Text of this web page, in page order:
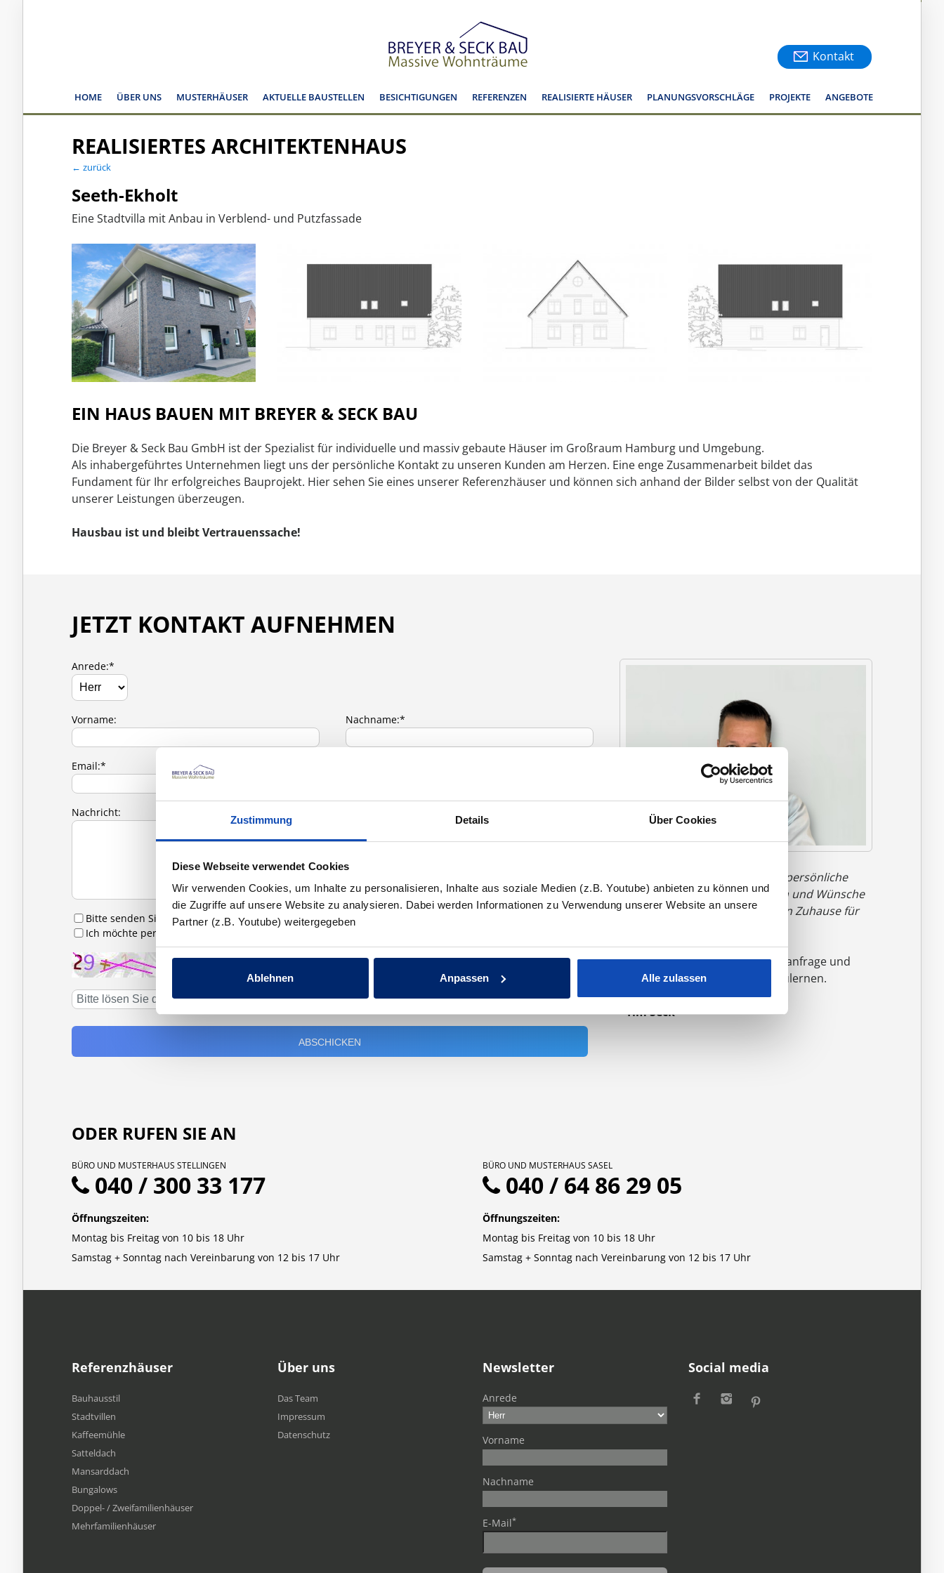
Zustimmung Details Über Cookies
Diese Webseite verwendet Cookies
Wir verwenden Cookies, um Inhalte zu personalisieren, Inhalte aus soziale Medien (z.B. Youtube) anbieten zu können und
die Zugriffe auf unsere Website zu analysieren. Dabei werden Informationen zu Verwendung unserer Website an unsere
Partner (z.B. Youtube) weitergegeben
Ablehnen Anpassen Alle zulassen
Kontakt
HOME ÜBER UNS MUSTERHÄUSER AKTUELLE BAUSTELLEN BESICHTIGUNGEN REFERENZEN REALISIERTE HÄUSER PLANUNGSVORSCHLÄGE PROJEKTE ANGEBOTE
REALISIERTES ARCHITEKTENHAUS
← zurück
Seeth-Ekholt
Eine Stadtvilla mit Anbau in Verblend- und Putzfassade
EIN HAUS BAUEN MIT BREYER & SECK BAU
Die Breyer & Seck Bau GmbH ist der Spezialist für individuelle und massiv gebaute Häuser im Großraum Hamburg und Umgebung.
Als inhabergeführtes Unternehmen liegt uns der persönliche Kontakt zu unseren Kunden am Herzen. Eine enge Zusammenarbeit bildet das
Fundament für Ihr erfolgreiches Bauprojekt. Hier sehen Sie eines unserer Referenzhäuser und können sich anhand der Bilder selbst von der Qualität
unserer Leistungen überzeugen.
Hausbau ist und bleibt Vertrauenssache!
JETZT KONTAKT AUFNEHMEN
"Nur durch Austausch und das persönliche
Gespräch können wir Ihre Ideen und Wünsche
zu einem anfassbaren, massiven Zuhause für
Wir freuen uns auf Ihre Kontaktanfrage und
darauf, Sie persönlich kennenzulernen.
- Tim Seck
Anrede:*
Vorname: Nachname:*
Email:*
Nachricht:
Bitte senden Sie mir Infomaterial zu
Ich möchte per E-Mail zu Hausbesichtigungen eingeladen werden
ODER RUFEN SIE AN
BÜRO UND MUSTERHAUS STELLINGEN
040 / 300 33 177
Öffnungszeiten:
Montag bis Freitag von 10 bis 18 Uhr
Samstag + Sonntag nach Vereinbarung von 12 bis 17 Uhr
BÜRO UND MUSTERHAUS SASEL
040 / 64 86 29 05
Öffnungszeiten:
Montag bis Freitag von 10 bis 18 Uhr
Samstag + Sonntag nach Vereinbarung von 12 bis 17 Uhr
Referenzhäuser
Bauhausstil
Stadtvillen
Kaffeemühle
Satteldach
Mansarddach
Bungalows
Doppel- / Zweifamilienhäuser
Mehrfamilien​häuser
Über uns
Das Team
Impressum
Datenschutz
Newsletter
Anrede
Vorname
Nachname
E-Mail*
Social media